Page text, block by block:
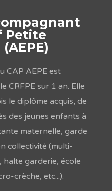
Petite
CAP AEPE est
CRFPE sur 1 an. Elle
le diplôme acquis, de
des jeunes enfants à
maternelle, garde
collectivité (multi-
halte garderie, école
crèche, etc...).